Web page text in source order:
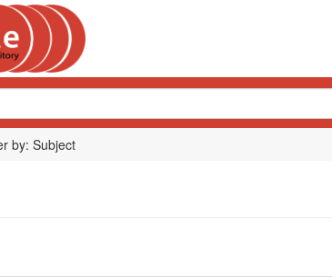
by: Subject